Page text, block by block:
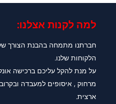
למה לקנות אצלנו:​
חברתנו מתמחה בהבנת הצורך
הלקוחות שלנו.
על מנת להקל עליכם ברכישה
מרחוק , איסופים למעבדה
ארצית.